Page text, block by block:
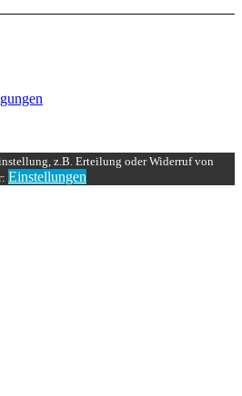
z.B. Erteilung oder Widerruf von
Einstellungen